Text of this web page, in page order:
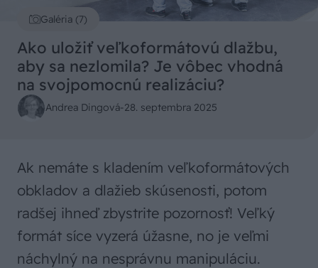
Galéria (7)
Ako uložiť veľkoformátovú dlažbu,
aby sa nezlomila? Je vôbec vhodná
na svojpomocnú realizáciu?
Andrea Dingová-28. septembra 2025
Ak nemáte s kladením veľkoformátových
obkladov a dlažieb skúsenosti, potom
radšej ihneď zbystrite pozornosť! Veľký
formát síce vyzerá úžasne, no je veľmi
náchylný na nesprávnu manipuláciu.